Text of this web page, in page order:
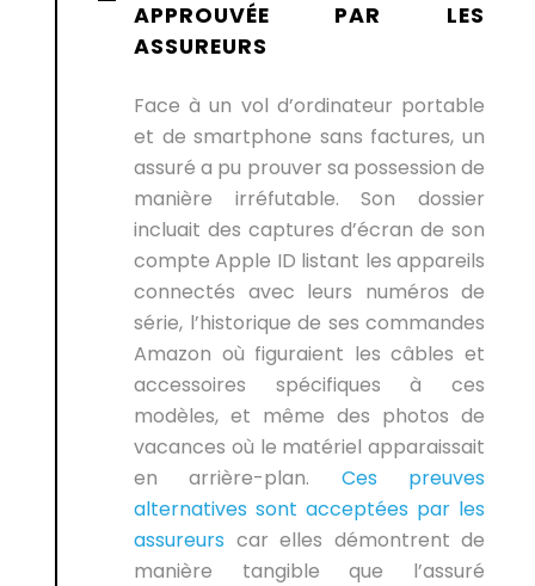
APPROUVÉE PAR LES
ASSUREURS
Face à un vol d’ordinateur portable
et de smartphone sans factures, un
assuré a pu prouver sa possession de
manière irréfutable. Son dossier
incluait des captures d’écran de son
compte Apple ID listant les appareils
connectés avec leurs numéros de
série, l’historique de ses commandes
Amazon où figuraient les câbles et
accessoires spécifiques à ces
modèles, et même des photos de
vacances où le matériel apparaissait
en arrière-plan. Ces preuves
alternatives sont acceptées par les
assureurs car elles démontrent de
manière tangible que l’assuré